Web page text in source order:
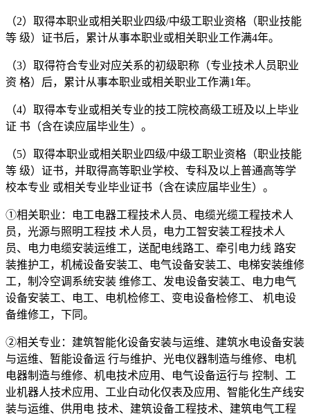
（2）取得本职业或相关职业四级/中级工职业资格（职业技能
等 级）证书后，累计从事本职业或相关职业工作满4年。
（3）取得符合专业对应关系的初级职称（专业技术人员职业
资 格）后，累计从事本职业或相关职业工作满1年。
（4）取得本专业或相关专业的技工院校高级工班及以上毕业
证 书（含在读应届毕业生）。
（5）取得本职业或相关职业四级/中级工职业资格（职业技能
等 级）证书，并取得高等职业学校、专科及以上普通高等学
校本专业 或相关专业毕业证书（含在读应届毕业生）。
①相关职业：电工电器工程技术人员、电缆光缆工程技术人
员，光源与照明工程技 术人员，电力工智安装工程技术人
员、电力电缆安装运维工，送配电线路工、牵引电力线 路安
装推护工，机械设备安装工、电气设备安装工、电梯安装维修
工，制冷空调系统安装 维修工、发电设备安装工、电力电气
设备安装工、电工、电机检修工、变电设备检修工、 机电设
备维修工，下同。
②相关专业：建筑智能化设备安装与运维、建筑水电设备安装
与运维、暂能设备运 行与维护、光电仪器制造与维修、电机
电器制造与维修、机电技术应用、电气设备运行与 控制、工
业机器人技术应用、工业白动化仅表及应用、智能化生产线安
装与运维、供用电 技术、建筑设备工程技术、建筑电气工程